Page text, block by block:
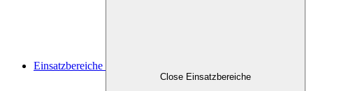
Einsatzbereiche
Close Einsatzbereiche